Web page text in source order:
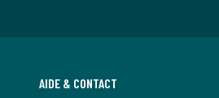
AIDE & CONTACT